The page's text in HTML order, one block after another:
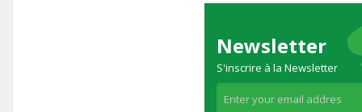
Newsletter
S'inscrire à la Newsletter